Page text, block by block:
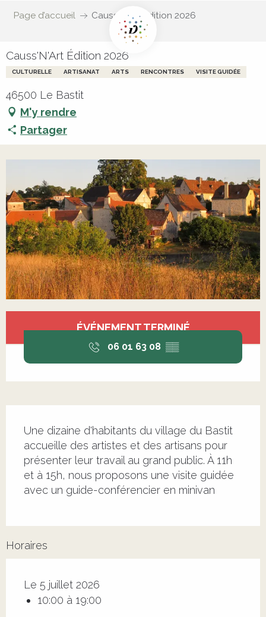
Page d’accueil Causs'N'Art Édition 2026
Causs'N'Art Édition 2026
CULTURELLE ARTISANAT ARTS RENCONTRES VISITE GUIDÉE
46500 Le Bastit
M'y rendre
Partager
Ouverture et coordonnées
ÉVÉNEMENT TERMINÉ
06 01 63 08 ▒▒
Une dizaine d'habitants du village du Bastit
accueille des artistes et des artisans pour
présenter leur travail au grand public. À 11h
et à 15h, nous proposons une visite guidée
avec un guide-conférencier en minivan
Horaires
Le 5 juillet 2026
10:00 à 19:00